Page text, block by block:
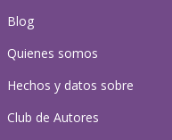
Blog
Quienes somos
Hechos y datos sobre
Club de Autores